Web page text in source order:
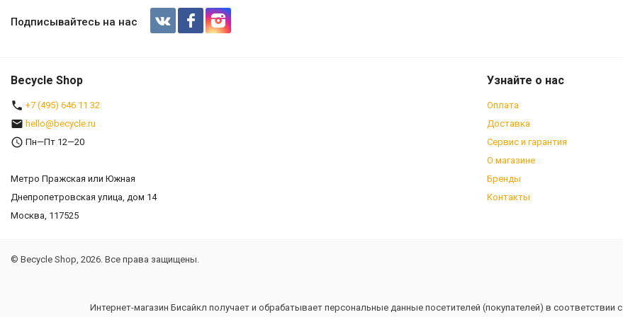
Набор Г-образных шестигранников Kenli KL-9705 9шт. в обойме
Подписывайтесь на нас
Becycle Shop
+7 (495) 646 11 32
hello@becycle.ru
Пн—Пт 12—20
Метро Пражская или Южная
Днепропетровская улица, дом 14
Москва, 117525
Узнайте о нас
Оплата
Доставка
Сервис и гарантия
О магазине
Бренды
Контакты
© Becycle Shop, 2026. Все права защищены.
Интернет-магазин Бисайкл получает и обрабатывает персональные данные посетителей (покупателей) в соответствии с